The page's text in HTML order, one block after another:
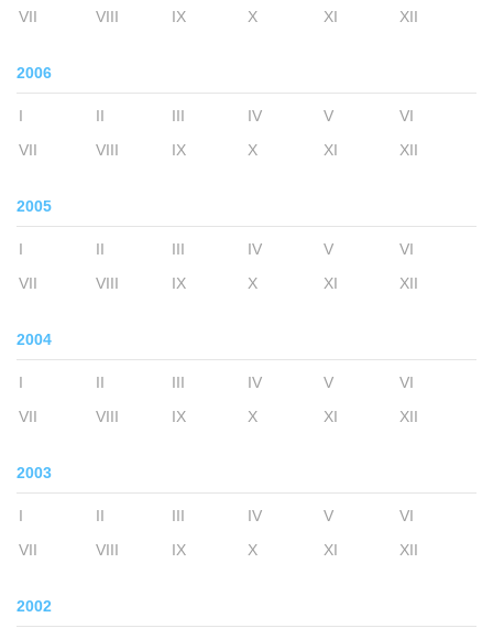
VII
VIII IX X XI XII
2006
I II III IV V
VI
VII
VIII IX X XI XII
2005
I II III IV V
VI
VII
VIII IX X XI XII
2004
I II III IV V
VI
VII
VIII IX X XI XII
2003
I II III IV V
VI
VII
VIII IX X XI XII
2002